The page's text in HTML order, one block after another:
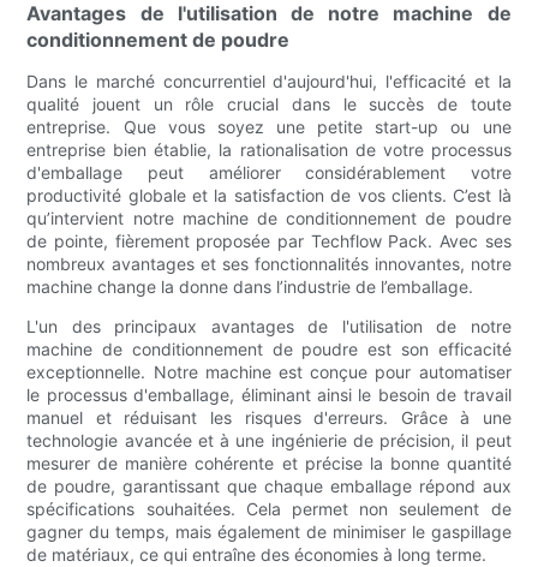
Avantages de l'utilisation de notre machine de
conditionnement de poudre
Dans le marché concurrentiel d'aujourd'hui, l'efficacité et la
qualité jouent un rôle crucial dans le succès de toute
entreprise. Que vous soyez une petite start-up ou une
entreprise bien établie, la rationalisation de votre processus
d'emballage peut améliorer considérablement votre
productivité globale et la satisfaction de vos clients. C’est là
qu’intervient notre machine de conditionnement de poudre
de pointe, fièrement proposée par Techflow Pack. Avec ses
nombreux avantages et ses fonctionnalités innovantes, notre
machine change la donne dans l’industrie de l’emballage.
L'un des principaux avantages de l'utilisation de notre
machine de conditionnement de poudre est son efficacité
exceptionnelle. Notre machine est conçue pour automatiser
le processus d'emballage, éliminant ainsi le besoin de travail
manuel et réduisant les risques d'erreurs. Grâce à une
technologie avancée et à une ingénierie de précision, il peut
mesurer de manière cohérente et précise la bonne quantité
de poudre, garantissant que chaque emballage répond aux
spécifications souhaitées. Cela permet non seulement de
gagner du temps, mais également de minimiser le gaspillage
de matériaux, ce qui entraîne des économies à long terme.